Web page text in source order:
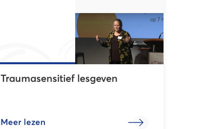
Traumasensitief lesgeven
Meer lezen